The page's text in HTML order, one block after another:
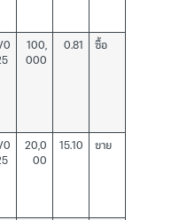
0
100,
000
0.81 ซื้อ
0
20,0
00
15.10 ขาย